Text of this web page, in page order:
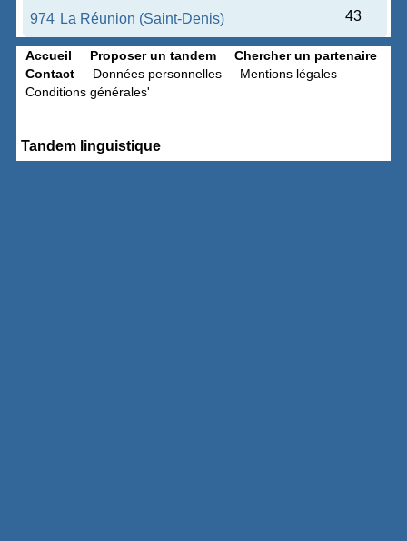
974 La Réunion (Saint-Denis) 43
Accueil Proposer un tandem
Chercher un partenaire
Contact
Données personnelles
Mentions légales
Conditions générales'
Tandem linguistique